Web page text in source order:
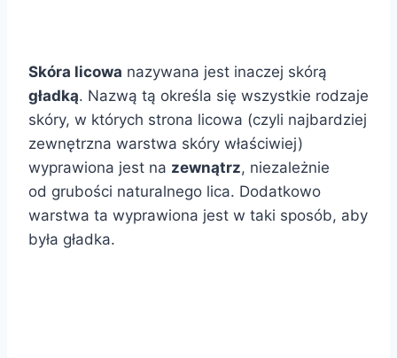
Skóra licowa nazywana jest inaczej skórą
gładką. Nazwą tą określa się wszystkie rodzaje
skóry, w których strona licowa (czyli najbardziej
zewnętrzna warstwa skóry właściwiej)
wyprawiona jest na zewnątrz, niezależnie
od grubości naturalnego lica. Dodatkowo
warstwa ta wyprawiona jest w taki sposób, aby
była gładka.